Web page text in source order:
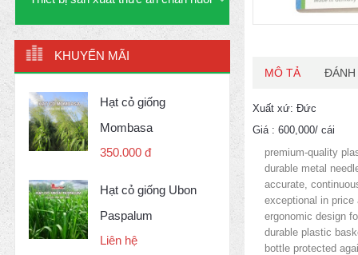
KHUYẾN MÃI
Hạt cỏ giống
Mombasa
350.000 đ
Hạt cỏ giống Ubon
Paspalum
Liên hệ
MÔ TẢ ĐÁNH
Xuất xứ: Đức
Giá : 600,000/ cái
premium-­quality
durable metal
accurate,
exceptional in price
ergonomic design
durable plastic
bottle protected